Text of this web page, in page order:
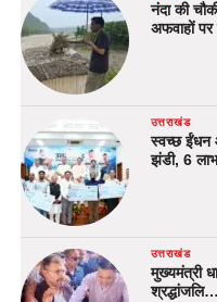
नंदा की
अफवाहों पर
उत्तराखंड
स्वच्छ ईंधन
झंडी, 6
उत्तराखंड
मुख्यमंत्री
श्रद्धांजलि…